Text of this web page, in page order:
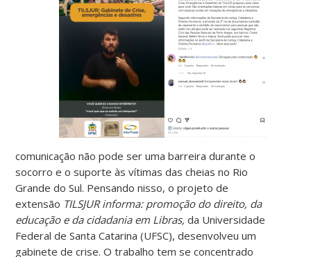
comunicação não pode ser uma barreira durante o
socorro e o suporte às vítimas das cheias no Rio
Grande do Sul. Pensando nisso, o projeto de
extensão TILSJUR informa: promoção do direito, da
educação e da cidadania em Libras,da Universidade
Federal de Santa Catarina (UFSC), desenvolveu um
gabinete de crise. O trabalho tem se concentrado